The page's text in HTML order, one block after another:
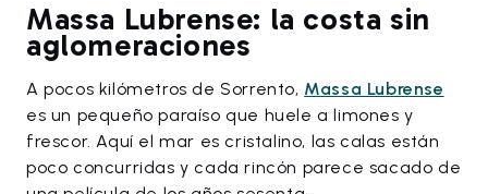
Massa Lubrense: la costa sin
aglomeraciones
A pocos kilómetros de Sorrento, Massa Lubrense
es un pequeño paraíso que huele a limones y
frescor. Aquí el mar es cristalino, las calas están
poco concurridas y cada rincón parece sacado de